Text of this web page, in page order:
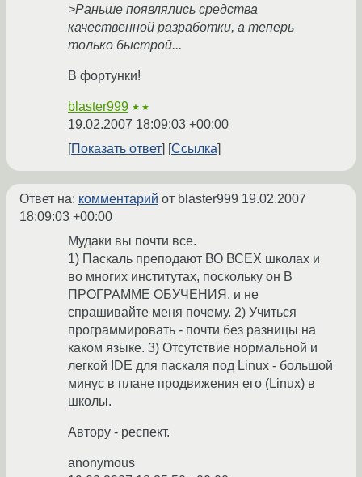
>Раньше появлялись средства
качественной разработки, а теперь
только быстрой...
В фортунки!
blaster999 ★★
19.02.2007 18:09:03 +00:00
Показать ответ
Ссылка
Ответ на: комментарий от blaster999 19.02.2007
18:09:03 +00:00
Мудаки вы почти все.
1) Паскаль преподают ВО ВСЕХ школах и
во многих институтах, поскольку он В
ПРОГРАММЕ ОБУЧЕНИЯ, и не
спрашивайте меня почему. 2) Учиться
программировать - почти без разницы на
каком языке. 3) Отсутствие нормальной и
легкой IDE для паскаля под Linux - большой
минус в плане продвижения его (Linux) в
школы.
Автору - респект.
anonymous